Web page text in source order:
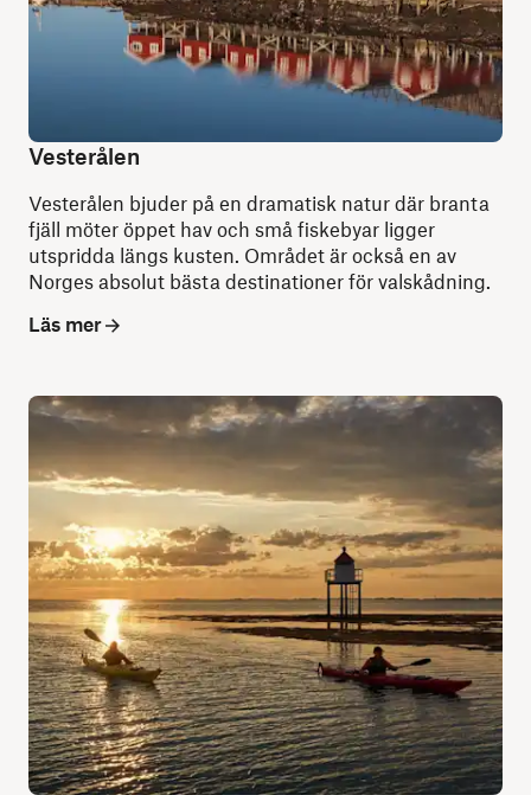
Vesterålen
Vesterålen bjuder på en dramatisk natur där branta
fjäll möter öppet hav och små fiskebyar ligger
utspridda längs kusten. Området är också en av
Norges absolut bästa destinationer för valskådning.
Läs mer